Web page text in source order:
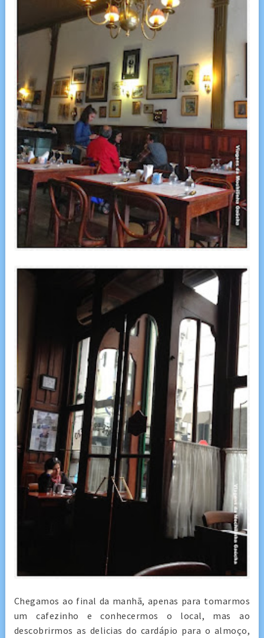
Chegamos ao final da manhã, apenas para tomarmos
um cafezinho e conhecermos o local, mas ao
descobrirmos as delicias do cardápio para o almoço,